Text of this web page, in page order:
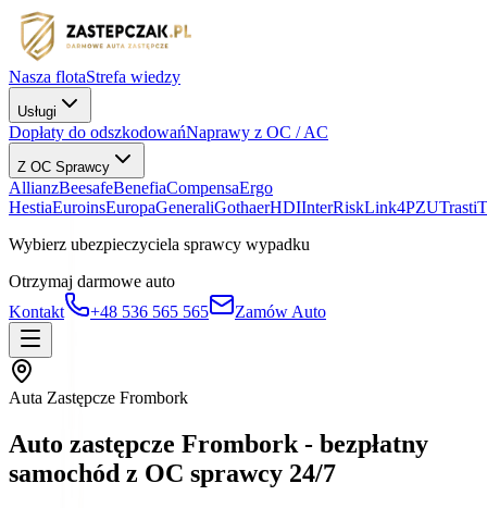
Nasza flotaStrefa wiedzy
Usługi
Dopłaty do odszkodowańNaprawy z OC / AC
Z OC Sprawcy
AllianzBeesafeBenefiaCompensaErgo
HestiaEuroinsEuropaGeneraliGothaerHDIInterRiskLink4PZUTrasti
Wybierz ubezpieczyciela sprawcy wypadku
Otrzymaj darmowe auto
Kontakt
+48 536 565 565 Zamów Auto
Auta Zastępcze Frombork
Auto zastępcze Frombork - bezpłatny
samochód z OC sprawcy 24/7